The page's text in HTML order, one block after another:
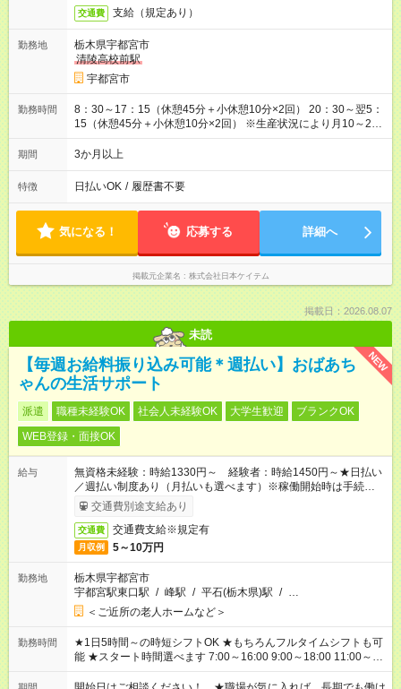
交通費 支給（規定あり）
勤務地
栃木県宇都宮市
清陵高校前駅
宇都宮市
勤務時間
8：30～17：15（休憩45分＋小休憩10分×2回） 20：30～翌5：
15（休憩45分＋小休憩10分×2回） ※生産状況により月10～20
時間程度残業あり
期間 3か月以上
特徴 日払いOK / 履歴書不要
気になる！ 応募する 詳細へ
掲載元企業名 株式会社日本ケイテム
掲載日：2026.08.07
未読
NEW
【毎週お給料振り込み可能＊週払い】おばあち
ゃんの生活サポート
派遣 職種未経験OK 社会人未経験OK 大学生歓迎
ブランクOK
WEB登録・面接OK
給与
無資格未経験：時給1330円～ 経験者：時給1450円～★日払い
／週払い制度あり（月払いも選べます）※稼働開始時は手続き完
了次第のお支払いとなります。
交通費別途支給あり
交通費 交通費支給※規定有
月収例 5～10万円
勤務地
栃木県宇都宮市
宇都宮駅東口駅 / 峰駅 / 平石(栃木県)駅 / …
＜ご近所の老人ホームなど＞
勤務時間
★1日5時間～の時短シフトOK ★もちろんフルタイムシフトも可
能 ★スタート時間選べます 7:00～16:00 9:00～18:00 11:00～
20:00 など 残業なし！ ※Wワークの場合、他のお仕事と合わせ
週40時間超の就業はご案内できません ※法令に基づき、週20時